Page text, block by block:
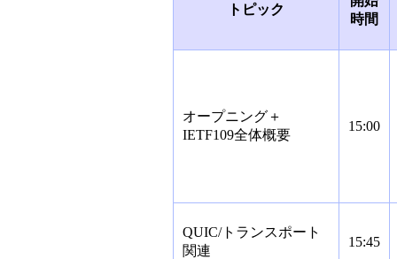
トピック
時間
オープニング＋
IETF109全体概要
15:00
QUIC/トランスポート
関連
15:45